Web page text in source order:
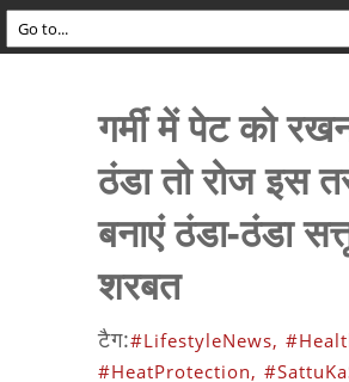
गर्मी में पेट को
ठंडा तो रोज इस
बनाएं ठंडा-ठंडा
शरबत
टैग:#LifestyleNews,
#HeatProtection,